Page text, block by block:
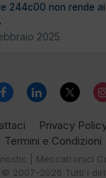
244c00 non rende
2025
Privacy
Termini e Condizioni
| Meccatronici
2007-2026 Tutti i